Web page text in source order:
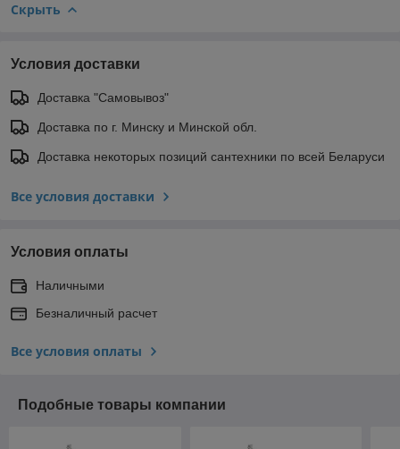
Скрыть
Условия доставки
Доставка "Самовывоз"
Доставка по г. Минску и Минской обл.
Доставка некоторых позиций сантехники по всей Беларуси
Все условия доставки
Условия оплаты
Наличными
Безналичный расчет
Все условия оплаты
Подобные товары компании